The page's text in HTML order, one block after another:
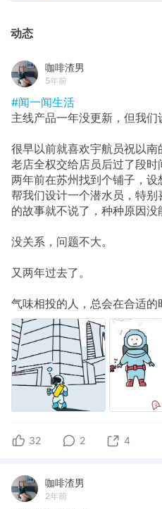
动态
咖啡渣男
5年前
#闻一闻生活
主线产品一年没更新，但我们
很早以前就喜欢宇航员祝以
老店全权交给店员后过了段时
两年前在苏州找到个铺子，
帮我们设计一个潜水员，特
的故事就不说了，种种原因没
没关系，问题不大。
又两年过去了。
气味相投的人，总会在合适的
32 2 4
咖啡渣男
2年前